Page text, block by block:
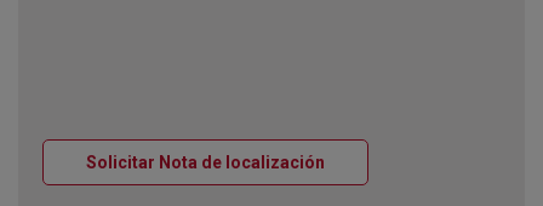
Solicitar Nota de localización